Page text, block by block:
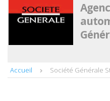
Accueil Société Générale